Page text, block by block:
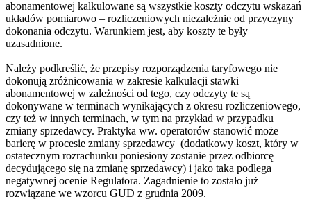
abonamentowej kalkulowane są wszystkie koszty odczytu wskazań
układów pomiarowo – rozliczeniowych niezależnie od przyczyny
dokonania odczytu. Warunkiem jest, aby koszty te były
uzasadnione.
Należy podkreślić, że przepisy rozporządzenia taryfowego nie
dokonują zróżnicowania w zakresie kalkulacji stawki
abonamentowej w zależności od tego, czy odczyty te są
dokonywane w terminach wynikających z okresu rozliczeniowego,
czy też w innych terminach, w tym na przykład w przypadku
zmiany sprzedawcy. Praktyka ww. operatorów stanowić może
barierę w procesie zmiany sprzedawcy (dodatkowy koszt, który w
ostatecznym rozrachunku poniesiony zostanie przez odbiorcę
decydującego się na zmianę sprzedawcy) i jako taka podlega
negatywnej ocenie Regulatora. Zagadnienie to zostało już
rozwiązane we wzorcu GUD z grudnia 2009.